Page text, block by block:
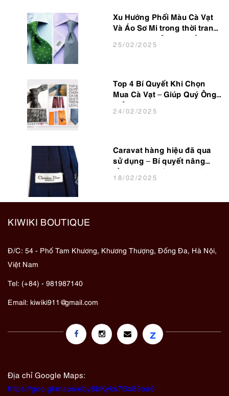
Xu Hướng Phối Màu Cà Vạt
Và Áo Sơ Mi trong thời trang
25/02/2025
Top 4 Bí Quyết Khi Chọn
Mua Cà Vạt – Giúp Quý Ông
24/02/2025
Caravat hàng hiệu đã qua
sử dụng – Bí quyết nâng
18/02/2025
KIWIKI BOUTIQUE
Đ/C: 54 - Phố Tam Khương, Khương Thượng, Đống Đa, Hà Nội,
Việt Nam
Tel: (+84) - 981987140
Email: kiwiki911@gmail.com
z
Địa chỉ Google Maps:
https://goo.gl/maps/eby8bKyks7Bx89oa6